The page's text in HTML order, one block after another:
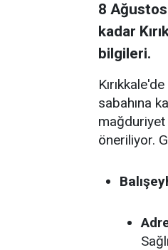
8
kadar
bilgileri.
sabahına
öneriliyor.